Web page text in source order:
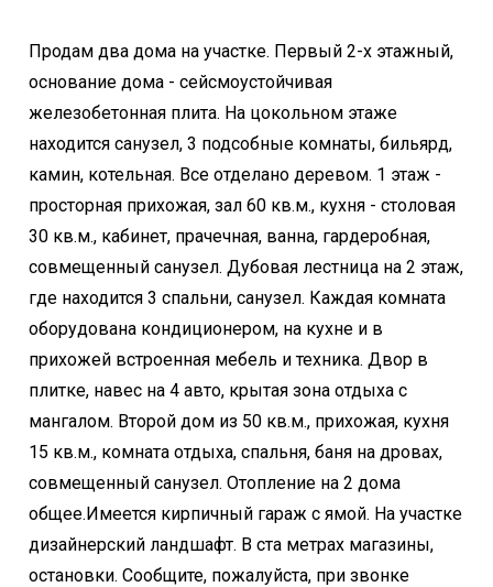
Продам два дома на участке. Первый 2-х этажный,
основание дома - сейсмоустойчивая
железобетонная плита. На цокольном этаже
находится санузел, 3 подсобные комнаты, бильярд,
камин, котельная. Все отделано деревом. 1 этаж -
просторная прихожая, зал 60 кв.м., кухня - столовая
30 кв.м., кабинет, прачечная, ванна, гардеробная,
совмещенный санузел. Дубовая лестница на 2 этаж,
где находится 3 спальни, санузел. Каждая комната
оборудована кондиционером, на кухне и в
прихожей встроенная мебель и техника. Двор в
плитке, навес на 4 авто, крытая зона отдыха с
мангалом. Второй дом из 50 кв.м., прихожая, кухня
15 кв.м., комната отдыха, спальня, баня на дровах,
совмещенный санузел. Отопление на 2 дома
общее.Имеется кирпичный гараж с ямой. На участке
дизайнерский ландшафт. В ста метрах магазины,
остановки. Сообщите, пожалуйста, при звонке